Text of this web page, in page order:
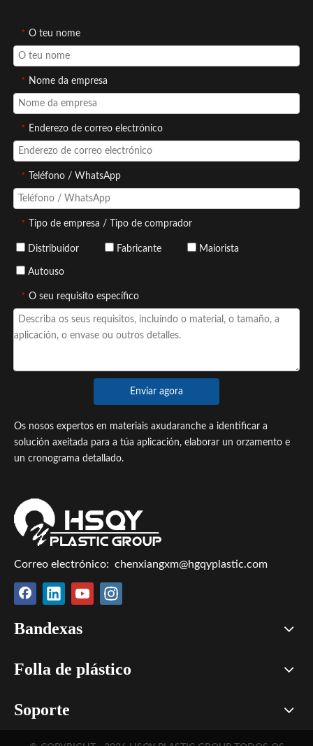
* O teu nome
* Nome da empresa
* Enderezo de correo electrónico
* Teléfono / WhatsApp
* Tipo de empresa / Tipo de comprador
Distribuidor Fabricante Maiorista
Autouso
* O seu requisito específico
Enviar agora
Os nosos expertos en materiais axudaranche a identificar a
solución axeitada para a túa aplicación, elaborar un orzamento e
un cronograma detallado.
Correo electrónico: chenxiangxm@hgqyplastic.com
Bandexas
Folla de plástico
Soporte